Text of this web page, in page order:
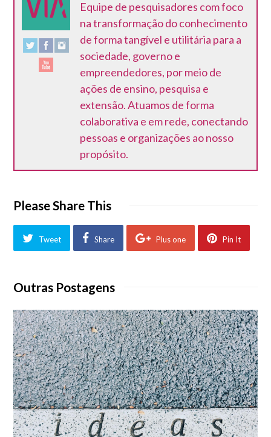
Equipe de pesquisadores com foco
na transformação do conhecimento
de forma tangível e utilitária para a
sociedade, governo e
empreendedores, por meio de
ações de ensino, pesquisa e
extensão. Atuamos de forma
colaborativa e em rede, conectando
pessoas e organizações ao nosso
propósito.
Please Share This
Tweet Share Plus one Pin It
Outras Postagens